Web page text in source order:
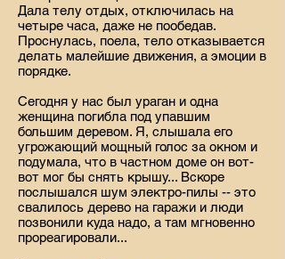
Дала телу отдых, отключилась на
четыре часа, даже не пообедав.
Проснулась, поела, тело отказывается
делать малейшие движения, а эмоции в
порядке.
Сегодня у нас был ураган и одна
женщина погибла под упавшим
большим деревом. Я, слышала его
угрожающий мощный голос за окном и
подумала, что в частном доме он вот-
вот мог бы снять крышу... Вскоре
послышался шум электро-пилы -- это
свалилось дерево на гаражи и люди
позвонили куда надо, а там мгновенно
прореагировали...